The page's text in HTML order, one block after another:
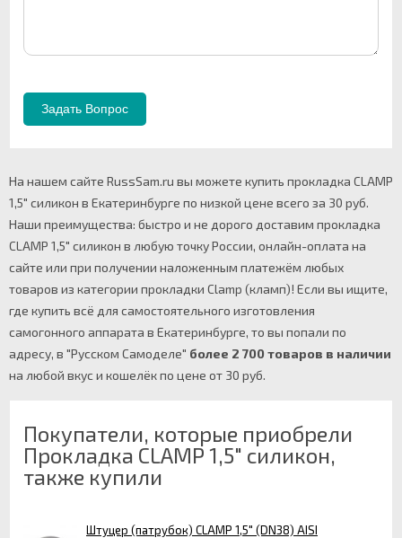
На нашем сайте RussSam.ru вы можете купить прокладка CLAMP
1,5" силикон в Екатеринбурге по низкой цене всего за 30 руб.
Наши преимущества: быстро и не дорого доставим прокладка
CLAMP 1,5" силикон в любую точку России, онлайн-оплата на
сайте или при получении наложенным платежём любых
товаров из категории прокладки Clamp (кламп)! Если вы ищите,
где купить всё для самостоятельного изготовления
самогонного аппарата в Екатеринбурге, то вы попали по
адресу, в "Русском Самоделе" более 2 700 товаров в наличии
на любой вкус и кошелёк по цене от 30 руб.
Покупатели, которые приобрели
Прокладка CLAMP 1,5" силикон,
также купили
Штуцер (патрубок) CLAMP 1,5" (DN38) AISI